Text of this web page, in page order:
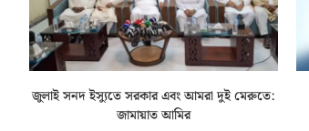
জুলাই সনদ ইস্যুতে সরকার এবং আমরা দুই মেরুতে:
জামায়াত আমির